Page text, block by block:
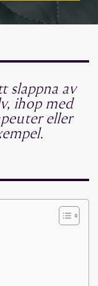
slappna av
ihop med
eller